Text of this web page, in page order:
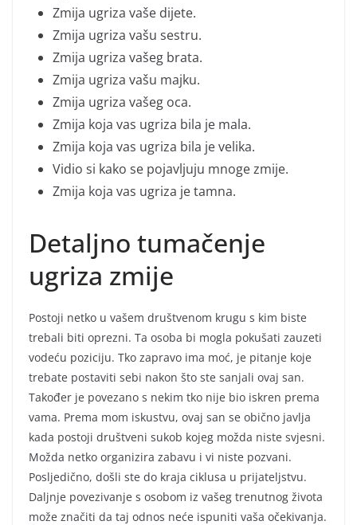
Zmija ugriza vaše dijete.
Zmija ugriza vašu sestru.
Zmija ugriza vašeg brata.
Zmija ugriza vašu majku.
Zmija ugriza vašeg oca.
Zmija koja vas ugriza bila je mala.
Zmija koja vas ugriza bila je velika.
Vidio si kako se pojavljuju mnoge zmije.
Zmija koja vas ugriza je tamna.
Detaljno tumačenje
ugriza zmije
Postoji netko u vašem društvenom krugu s kim biste
trebali biti oprezni. Ta osoba bi mogla pokušati zauzeti
vodeću poziciju. Tko zapravo ima moć, je pitanje koje
trebate postaviti sebi nakon što ste sanjali ovaj san.
Također je povezano s nekim tko nije bio iskren prema
vama. Prema mom iskustvu, ovaj san se obično javlja
kada postoji društveni sukob kojeg možda niste svjesni.
Možda netko organizira zabavu i vi niste pozvani.
Posljedično, došli ste do kraja ciklusa u prijateljstvu.
Daljnje povezivanje s osobom iz vašeg trenutnog života
može značiti da taj odnos neće ispuniti vaša očekivanja.